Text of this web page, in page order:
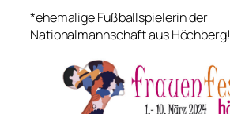
*ehemalige Fußballspielerin der
Nationalmannschaft aus Höchberg!